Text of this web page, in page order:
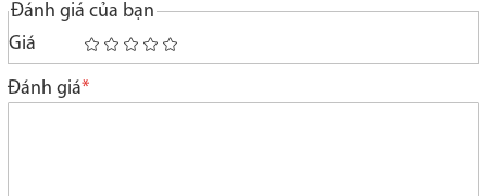
Đánh giá của bạn
Giá
1
star
2
stars
3
stars
4
stars
5
stars
Đánh giá